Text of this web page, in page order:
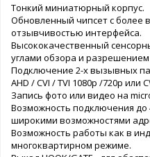
Тонкий миниатюрный корпус.
Обновленный чипсет с более
отзывчивостью интерфейса.
Высококачественный
углами обзора и разрешением
Подключение 2-х вызывных
AHD / CVI / TVI 1080p /720p или
Запись фото или видео на
Возможность подключения до
широкими возможностями
Возможность работы как в
многоквартирном режиме.